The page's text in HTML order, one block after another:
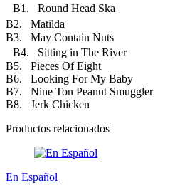
B1. Round Head Ska
B2. Matilda
B3. May Contain Nuts
B4. Sitting in The River
B5. Pieces Of Eight
B6. Looking For My Baby
B7. Nine Ton Peanut Smuggler
B8. Jerk Chicken
Productos relacionados
En Español